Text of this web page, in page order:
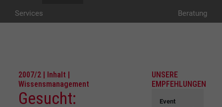
Services Beratung
2007/2 | Inhalt |
Wissensmanagement
Gesucht:
UNSERE
EMPFEHLUNGEN
Event